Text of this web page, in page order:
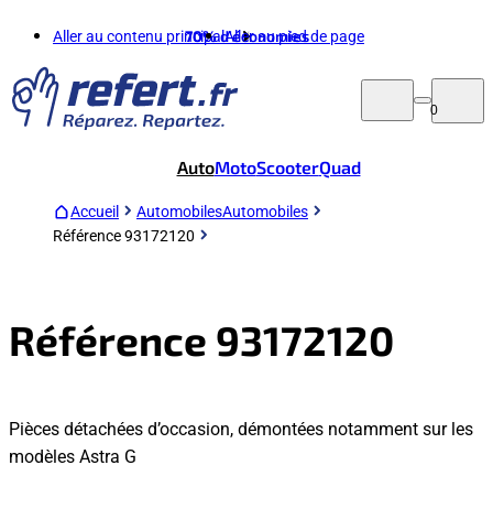
Aller au contenu principalAller au pied de page
70%d'économies
0
AutoMotoScooterQuad
Accueil AutomobilesAutomobiles
Référence 93172120
Référence 93172120
Pièces détachées d’occasion, démontées notamment sur les
modèles Astra G